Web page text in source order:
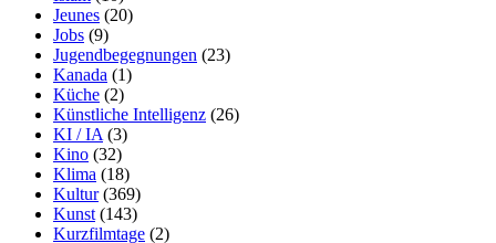
Jeunes (20)
Jobs (9)
Jugendbegegnungen (23)
Kanada (1)
Küche (2)
Künstliche Intelligenz (26)
KI / IA (3)
Kino (32)
Klima (18)
Kultur(369)
Kunst (143)
Kurzfilmtage (2)